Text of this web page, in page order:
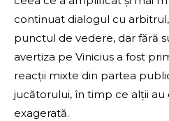
continuat dialogul cu
punctul de vedere, dar fără
avertiza pe Vinicius a fost
reacții mixte din partea
jucătorului, în timp ce alții au
exagerată.